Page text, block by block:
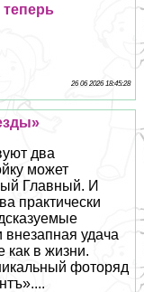
26 06 2026 18:45:28
два
может
Главный. И
пpaктически
внезапная удача
в жизни.
фоторяд